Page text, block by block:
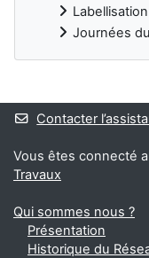
Journées
Blocs
Contacter
Vous êtes connecté
Travaux
Qui sommes nous ?
Présentation
Historique du